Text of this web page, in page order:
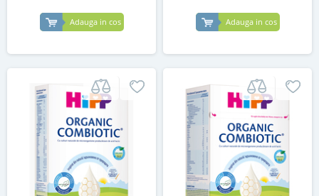
Adauga in cos Adauga in cos